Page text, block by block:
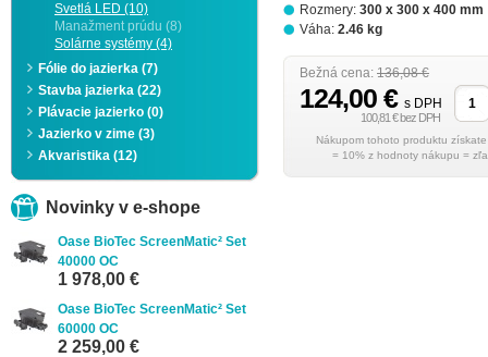
Svetlá LED (10)
Manažment prúdu (8)
Solárne systémy (4)
Fólie do jazierka (7)
Stavba jazierka (22)
Plávacie jazierko (0)
Jazierko v zime (3)
Akvaristika (12)
Novinky v e-shope
Oase BioTec ScreenMatic² Set
40000 OC
1 978,00 €
Oase BioTec ScreenMatic² Set
60000 OC
2 259,00 €
Rozmery: 300 x 300 x 400 mm
Váha: 2.46 kg
Bežná cena: 136,08 €
124,00 € s DPH
100,81 € bez DPH
= 10% z hodnoty nákupu =